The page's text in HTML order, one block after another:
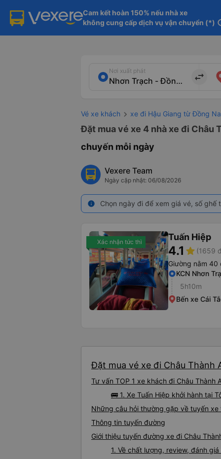
Cam kết hoàn 150% nếu nhà xe
không cung cấp dịch vụ vận chuyển (*)
Nơi xuất phát
import_export
Vé xe khách xe đi Hậu Giang từ Đồng
Đặt mua vé xe 4 nhà xe đi Châu
chuyến mỗi ngày
Vexere Team
Ngày cập nhật: 06/08/2026
info Chọn ngày đi để xem giá vé, số
Xác nhận tức thì Tuấn Hiệp
4.1 star (1659
Giường nằm 40
KCN Nhơn
5h10m
Bến xe Cái
Đặt mua vé xe đi Châu Thành
Tư vấn TOP 1 xe khách đi Châu
🚌 1. Xe Tuấn Hiệp khởi hành tại
Những câu hỏi thường gặp về tuyến xe
Thông tin tuyến đường
Giới thiệu tuyến đường xe đi Châu
1. Về chất lượng, review, đánh